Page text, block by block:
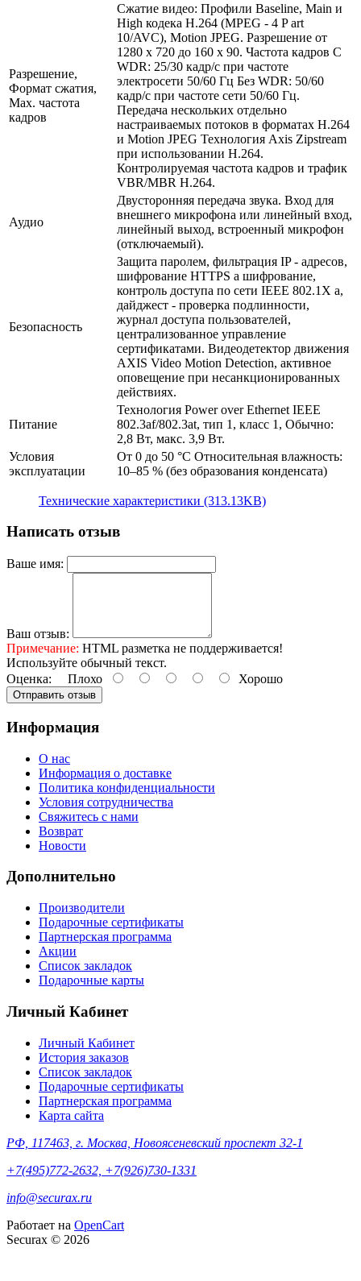
Разрешение,
Формат сжатия,
Max. частота
кадров
Сжатие видео: Профили Baseline, Main и
High кодека H.264 (MPEG - 4 P art
10/AVC), Motion JPEG. Разрешение от
1280 x 720 до 160 x 90. Частота кадров С
WDR: 25/30 кадр/с при частоте
электросети 50/60 Гц Без WDR: 50/60
кадр/с при частоте сети 50/60 Гц.
Передача нескольких отдельно
настраиваемых потоков в форматах H.264
и Motion JPEG Технология Axis Zipstream
при использовании H.264.
Контролируемая частота кадров и трафик
VBR/MBR H.264.
Аудио
Двусторонняя передача звука. Вход для
внешнего микрофона или линейный вход,
линейный выход, встроенный микрофон
(отключаемый).
Безопасность
Защита паролем, фильтрация IP - адресов,
шифрование HTTPS a шифрование,
контроль доступа по сети IEEE 802.1X a,
дайджест - проверка подлинности,
журнал доступа пользователей,
централизованное управление
сертификатами. Видеодетектор движения
AXIS Video Motion Detection, активное
оповещение при несанкционированных
действиях.
Питание
Технология Power over Ethernet IEEE
802.3af/802.3at, тип 1, класс 1, Обычно:
2,8 Вт, макс. 3,9 Вт.
Условия
эксплуатации
От 0 до 50 °C Относительная влажность:
10–85 % (без образования конденсата)
Технические характеристики (313.13KB)
Написать отзыв
Ваше имя:
Ваш отзыв:
Примечание: HTML разметка не поддерживается!
Используйте обычный текст.
Оценка: Плохо Хорошо
Отправить отзыв
Информация
О нас
Информация о доставке
Политика конфиденциальности
Условия сотрудничества
Свяжитесь с нами
Возврат
Новости
Дополнительно
Производители
Подарочные сертификаты
Партнерская программа
Акции
Список закладок
Подарочные карты
Личный Кабинет
Личный Кабинет
История заказов
Список закладок
Подарочные сертификаты
Партнерская программа
Карта сайта
РФ, 117463, г. Москва, Новоясеневский проспект 32-1
+7(495)772-2632, +7(926)730-1331
info@securax.ru
Работает на OpenCart
Securax © 2026